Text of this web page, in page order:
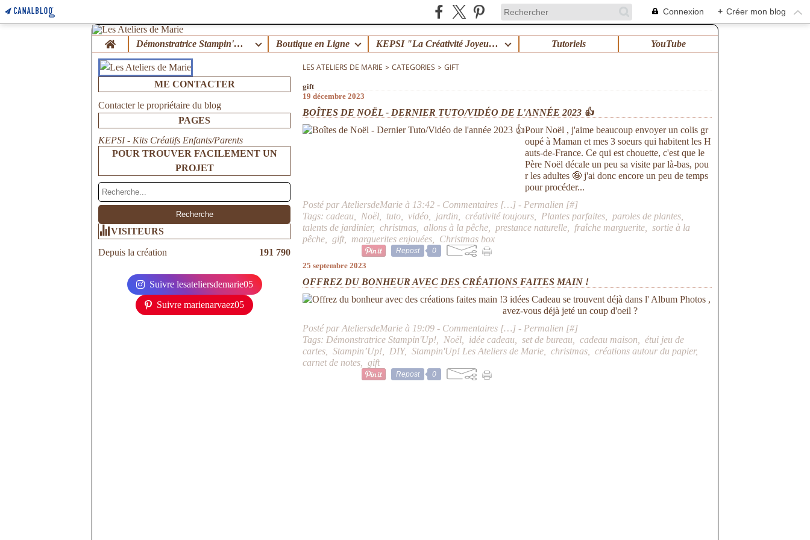
Connexion + Créer mon blog
Home Démonstratrice Stampin'Up ! Boutique en Ligne KEPSI "La Créativité Joyeuse en Famille" ! Tutoriels YouTube
ME CONTACTER
Contacter le propriétaire du blog
PAGES
KEPSI - Kits Créatifs Enfants/Parents
POUR TROUVER FACILEMENT UN
PROJET
VISITEURS
Depuis la création 191 790
Suivre lesateliersdemarie05
Suivre marienarvaez05
LES ATELIERS DE MARIE > CATEGORIES > GIFT
gift
19 décembre 2023
BOÎTES DE NOËL - DERNIER TUTO/VIDÉO DE L'ANNÉE 2023 👍
Pour Noël , j'aime beaucoup envoyer un colis gr
oupé à Maman et mes 3 soeurs qui habitent les H
auts-de-France. Ce qui est chouette, c'est que le
Père Noël décale un peu sa visite par là-bas, pou
r les adultes 🤪 j'ai donc encore un peu de temps
pour procéder...
Posté par AteliersdeMarie à 13:42 - Commentaires […] - Permalien [#]
Tags:cadeau Noël tuto ,vidéo jardin ,créativité toujours Plantes parfaites paroles de plantes
talents de jardinier,christmas ,allons à la pêche prestance naturelle fraîche marguerite ,sortie à la
pêche ,gift, marguerites enjouées Christmas box
Repost 0
25 septembre 2023
OFFREZ DU BONHEUR AVEC DES CRÉATIONS FAITES MAIN !
3 idées Cadeau se trouvent déjà dans l' Album Photos ,
avez-vous déjà jeté un coup d'oeil ?
Posté par AteliersdeMarie à 19:09 - Commentaires […] - Permalien [#]
Tags: Démonstratrice Stampin'Up! Noël idée cadeau ,set de bureau ,cadeau maison ,étui jeu de
cartes ,Stampin’Up! DIY,Stampin'Up! Les Ateliers de Marie ,christmas ,créations autour du papier,
carnet de notes ,gift
Repost 0